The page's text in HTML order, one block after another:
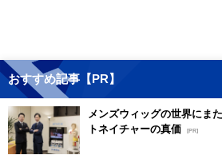
おすすめ記事【PR】
メンズウィッグの世界にま
トネイチャーの真価 [PR]